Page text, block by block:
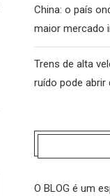
China: o país
maior mercado
Trens de alta
ruído pode abrir
O BLOG é um